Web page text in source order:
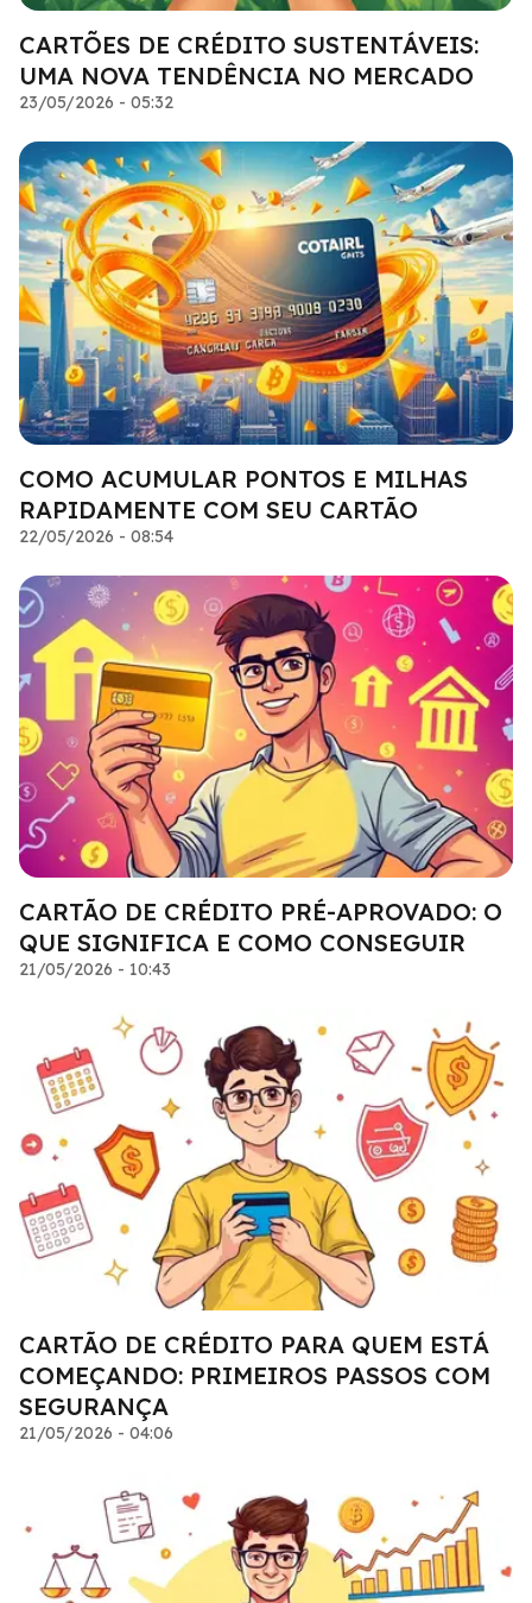
CARTÕES DE CRÉDITO SUSTENTÁVEIS:
UMA NOVA TENDÊNCIA NO MERCADO
23/05/2026 - 05:32
COMO ACUMULAR PONTOS E MILHAS
RAPIDAMENTE COM SEU CARTÃO
22/05/2026 - 08:54
CARTÃO DE CRÉDITO PRÉ-APROVADO: O
QUE SIGNIFICA E COMO CONSEGUIR
21/05/2026 - 10:43
CARTÃO DE CRÉDITO PARA QUEM ESTÁ
COMEÇANDO: PRIMEIROS PASSOS COM
SEGURANÇA
21/05/2026 - 04:06